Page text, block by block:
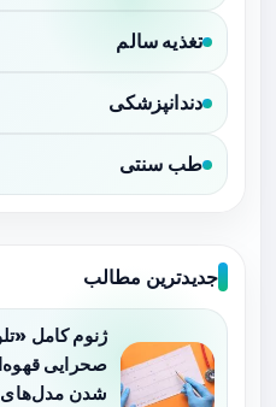
تغذیه سالم
دندانپزشکی
طب سنتی
جدیدترین مطالب
ژنوم کامل
صحرایی
شدن مدل‌های